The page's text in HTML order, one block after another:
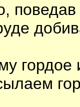
гордое